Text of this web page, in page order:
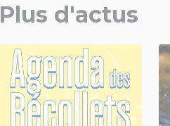
Plus d'actus